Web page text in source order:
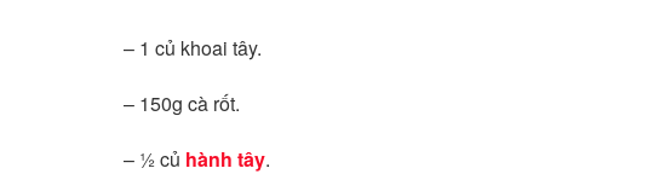
– 1 củ khoai tây.
– 150g cà rốt.
– ½ củ hành tây.